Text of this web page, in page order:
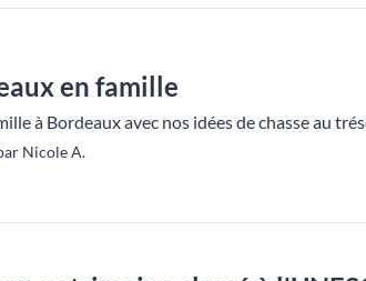
en famille
à Bordeaux avec nos idées de chasse au
Nicole A.